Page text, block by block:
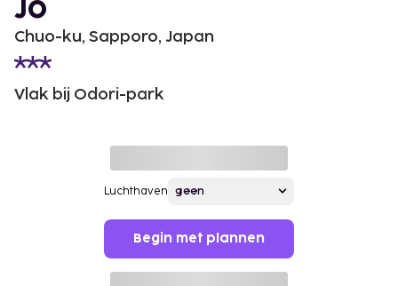
Jō
Chuo-ku, Sapporo, Japan
Vlak bij Odori-park
Luchthaven
Begin met plannen